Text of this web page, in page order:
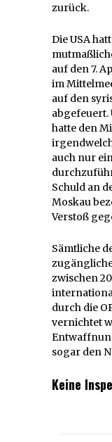
zurück.
Die USA
auf den 7.
im
auf den
abgefeuert.
hatte den
auch nur
Schuld an
Moskau
Verstoß
Sämtliche
zwischen
durch die
vernichtet
sogar den
Keine